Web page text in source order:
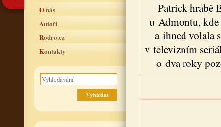
O nás
Autoři
Rodro.cz
Kontakty
Patrick hrabě
u Admontu, kde
a ihned volala
v televizním
o dva roky